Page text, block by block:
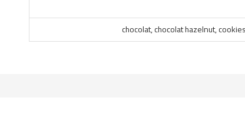
chocolat, chocolat hazelnut,